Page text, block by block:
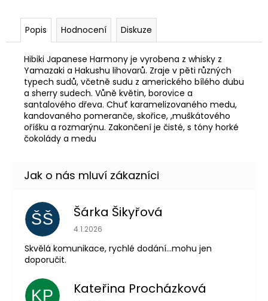
Popis Hodnocení Diskuze
Hibiki Japanese Harmony je vyrobena z whisky z
Yamazaki a Hakushu lihovarů. Zraje v pěti různých
typech sudů, včetně sudu z amerického bílého dubu
a sherry sudech. Vůně květin, borovice a
santalového dřeva. Chuť karamelizovaného medu,
kandovaného pomeranče, skořice, ,muškátového
oříšku a rozmarýnu. Zakončení je čisté, s tóny horké
čokolády a medu
ŠŠ Šárka Šikyřová
Hodnocení obchodu je 5 z 5 hvězdiček.
4.1.2026
Skvělá komunikace, rychlé dodání...mohu jen
doporučit.
KP Kateřina Procházková
DRINKO
PÁRTY
ALKOHOLOVÁ
HRA
PANÁKY
(PLINKO
DRINKING
GAME)
699
Kč